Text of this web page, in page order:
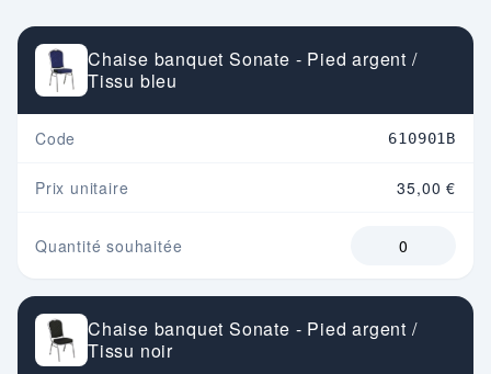
Chaise banquet Sonate - Pied argent /
Tissu bleu
Code 610901B
Prix unitaire 35,00 €
Quantité souhaitée
Chaise banquet Sonate - Pied argent /
Tissu noir